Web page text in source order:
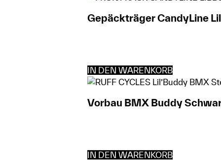
Gepäckträger CandyLine
IN DEN WARENKORB
Vorbau BMX Buddy
IN DEN WARENKORB